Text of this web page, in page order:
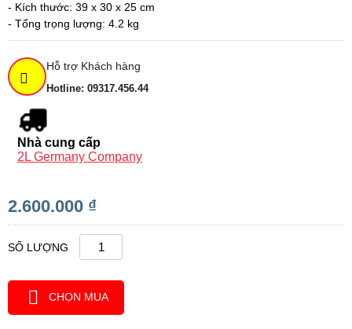
- Kích thước: 39 x 30 x 25 cm
- Tổng trọng lượng: 4.2 kg
Hỗ trợ Khách hàng
Hotline: 09317.456.44
Nhà cung cấp
2L Germany Company
2.600.000 ₫
SỐ LƯỢNG
CHỌN MUA